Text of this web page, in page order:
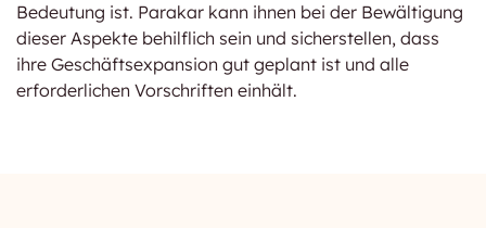
Bedeutung ist. Parakar kann ihnen bei der Bewältigung
dieser Aspekte behilflich sein und sicherstellen, dass
ihre Geschäftsexpansion gut geplant ist und alle
erforderlichen Vorschriften einhält.